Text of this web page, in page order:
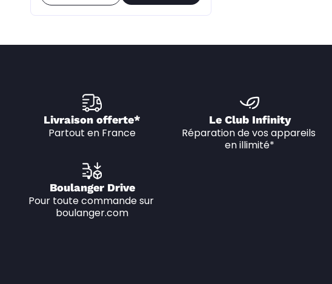
Livraison offerte*
Partout en France
Le Club Infinity
Réparation de vos appareils
en illimité*
Boulanger Drive
Pour toute commande sur
boulanger.com